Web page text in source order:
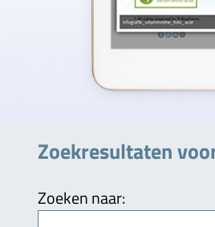
Zoekresultaten
Zoeken naar: